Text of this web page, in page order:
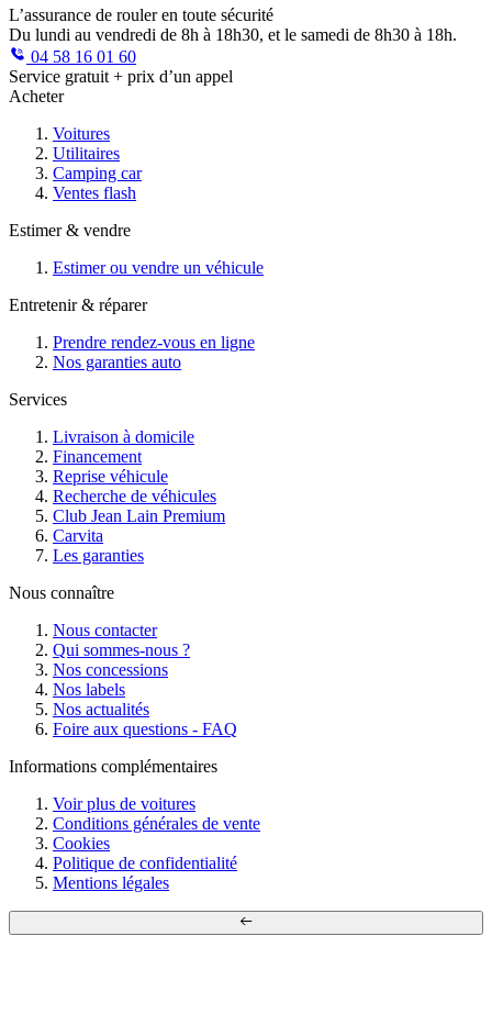
L’assurance de rouler en toute sécurité
Du lundi au vendredi de 8h à 18h30, et le samedi de 8h30 à 18h.
04 58 16 01 60
Service gratuit + prix d’un appel
Acheter
Voitures
Utilitaires
Camping car
Ventes flash
Estimer & vendre
Estimer ou vendre un véhicule
Entretenir & réparer
Prendre rendez-vous en ligne
Nos garanties auto
Services
Livraison à domicile
Financement
Reprise véhicule
Recherche de véhicules
Club Jean Lain Premium
Carvita
Les garanties
Nous connaître
Nous contacter
Qui sommes-nous ?
Nos concessions
Nos labels
Nos actualités
Foire aux questions - FAQ
Informations complémentaires
Voir plus de voitures
Conditions générales de vente
Cookies
Politique de confidentialité
Mentions légales